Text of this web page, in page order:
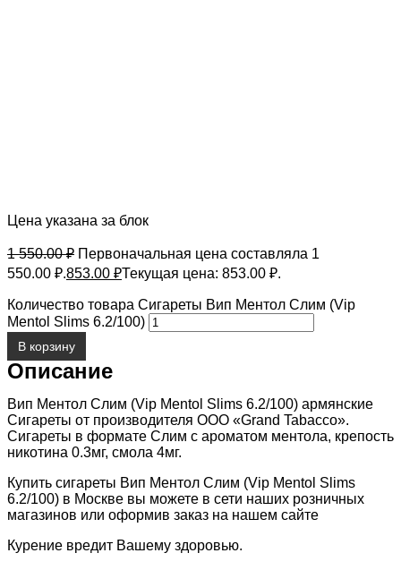
Цена указана за блок
1 550.00₽ Первоначальная цена составляла 1
550.00 ₽.853.00 ₽Текущая цена: 853.00 ₽.
Количество товара Сигареты Вип Ментол Слим (Vip
Mentol Slims 6.2/100)
В корзину
Описание
Вип Ментол Слим (Vip Mentol Slims 6.2/100) армянские
Сигареты от производителя ООО «Grand Tabacco».
Сигареты в формате Слим с ароматом ментола, крепость
никотина 0.3мг, смола 4мг.
Купить сигареты Вип Ментол Слим (Vip Mentol Slims
6.2/100) в Москве вы можете в сети наших розничных
магазинов или оформив заказ на нашем сайте
Курение вредит Вашему здоровью.